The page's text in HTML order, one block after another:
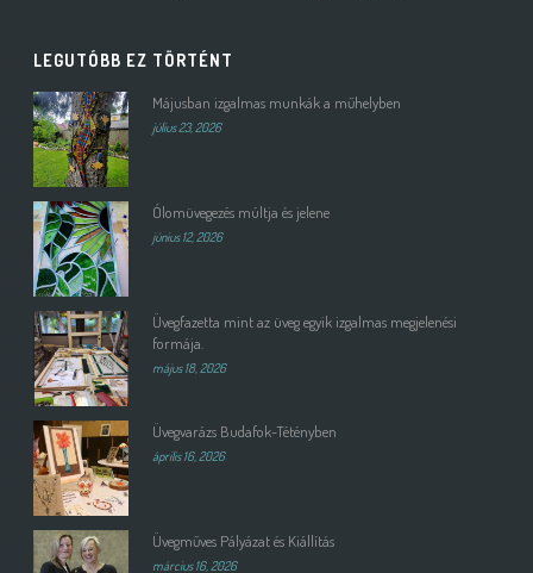
LEGUTÓBB EZ TÖRTÉNT
Májusban izgalmas munkák a műhelyben
július 23, 2026
Ólomüvegezés múltja és jelene
június 12, 2026
Üvegfazetta mint az üveg egyik izgalmas megjelenési
formája.
május 18, 2026
Üvegvarázs Budafok-Tétényben
április 16, 2026
Üvegműves Pályázat és Kiállítás
március 16, 2026